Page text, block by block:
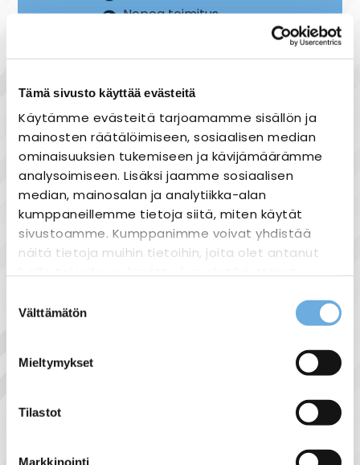
Tämä sivusto käyttää evästeitä
Käytämme evästeitä tarjoamamme sisällön ja
mainosten räätälöimiseen, sosiaalisen median
ominaisuuksien tukemiseen ja kävijämäärämme
analysoimiseen. Lisäksi jaamme sosiaalisen
median, mainosalan ja analytiikka-alan
kumppaneillemme tietoja siitä, miten käytät
sivustoamme. Kumppanimme voivat yhdistää
näitä tietoja muihin tietoihin, joita olet antanut
heille tai joita on kerätty, kun olet käyttänyt
valinta
Välttämätön
Mieltymykset
Tilastot
Markkinointi
Nopea toimitus
Tuotekuvaus
Tekniset tiedot:
Hyundai
32A johdonsuojakatkaisija
Din-kisko kiinnitys
C-käyrä
Hyundai tuoteryhmästä